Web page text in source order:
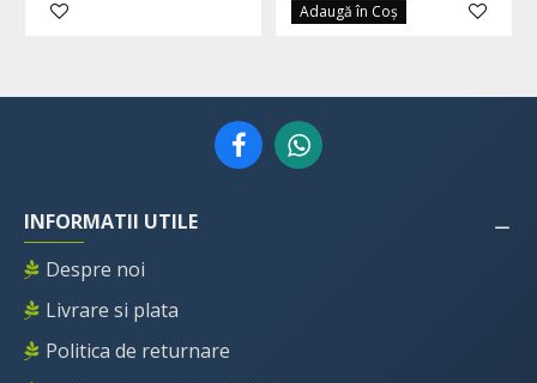
Adaugă în Coş
INFORMATII UTILE
Despre noi
Livrare si plata
Politica de returnare